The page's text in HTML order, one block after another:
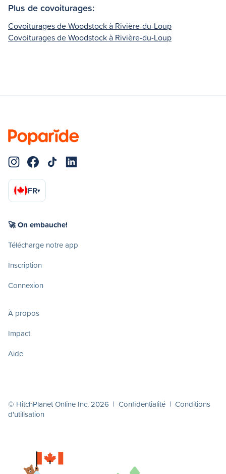
Plus de covoiturages:
Covoiturages de Woodstock à Rivière-du-Loup
Covoiturages de Woodstock à Rivière-du-Loup
FR▾
🚀 On embauche!
Télécharge notre app
Inscription
Connexion
À propos
Impact
Aide
© HitchPlanet Online Inc. 2026 | Confidentialité | Conditions
d'utilisation